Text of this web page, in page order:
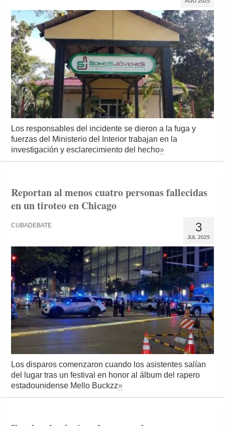
Los responsables del incidente se dieron a la fuga y
fuerzas del Ministerio del Interior trabajan en la
investigación y esclarecimiento del hecho»
Reportan al menos cuatro personas fallecidas
en un tiroteo en Chicago
3
JUL 2025
CUBADEBATE
Los disparos comenzaron cuando los asistentes salían
del lugar tras un festival en honor al álbum del rapero
estadounidense Mello Buckzz»